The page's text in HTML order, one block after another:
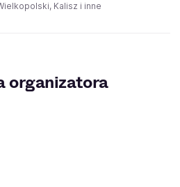
Kalisz i inne
organizatora